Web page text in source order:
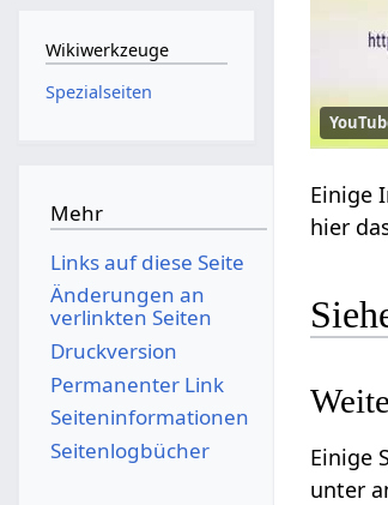
Einige
unter
Wikiwerkzeuge
Spezialseiten
Mehr
Links auf diese Seite
Änderungen an
verlinkten Seiten
Druckversion
Permanenter Link
Seiten­­informationen
Seitenlogbücher